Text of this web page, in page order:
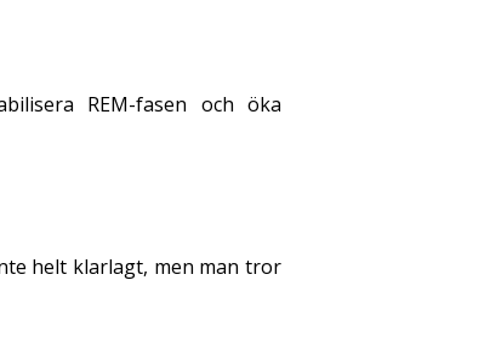
REM-fasen och öka
helt klarlagt, men man tror